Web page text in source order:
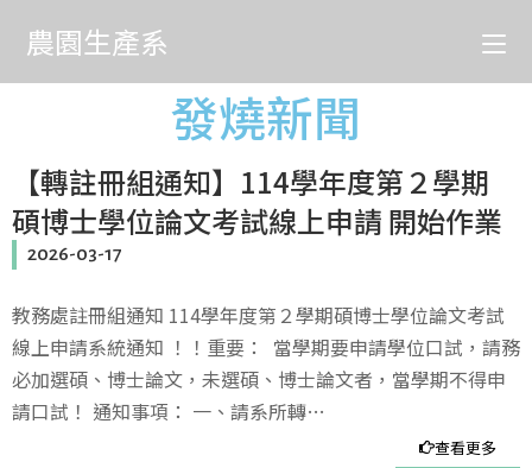
農園生產系
發燒新聞
【轉註冊組通知】114學年度第２學期
碩博士學位論文考試線上申請 開始作業
2026-03-17
教務處註冊組通知 114學年度第２學期碩博士學位論文考試
線上申請系統通知 ！！重要： 當學期要申請學位口試，請務
必加選碩、博士論文，未選碩、博士論文者，當學期不得申
請口試！ 通知事項： 一、請系所轉…
查看更多